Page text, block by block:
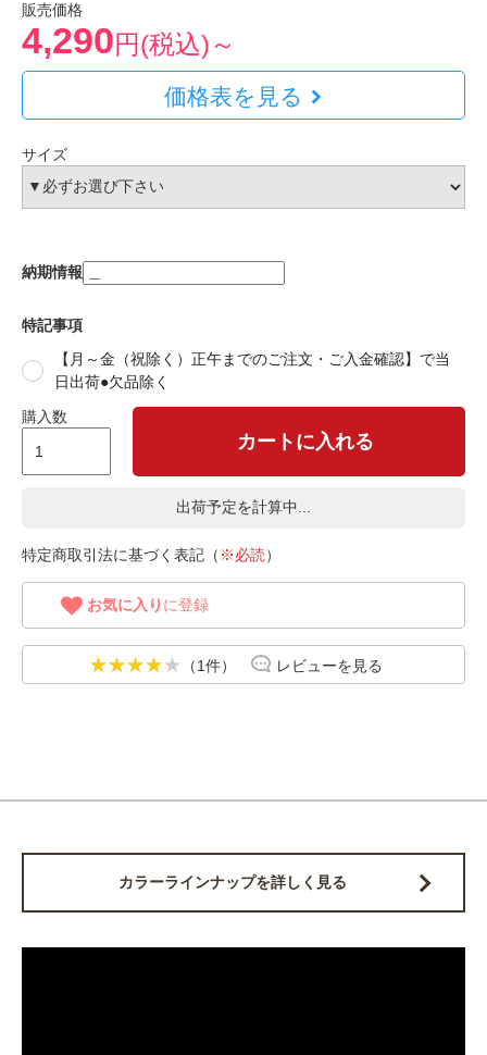
販売価格
4,290円(税込)～
価格表を見る
サイズ
納期情報
特記事項
【月～金（祝除く）正午までのご注文・ご入金確認】で当
日出荷●欠品除く
購入数
カートに入れる
出荷予定を計算中...
特定商取引法に基づく表記（ ※必読）
お気に入り に登録
（1件） レビューを見る
カラーラインナップを詳しく見る